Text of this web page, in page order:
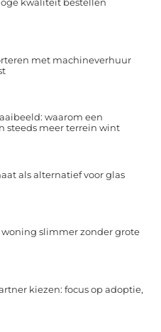
kwaliteit bestellen
met machineverhuur
waarom een
steeds meer terrein wint
als alternatief voor glas
woning slimmer zonder grote
kiezen: focus op adoptie,